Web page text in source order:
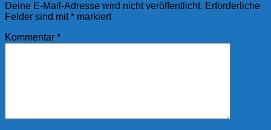
Deine E-Mail-Adresse wird nicht veröffentlicht. Erforderliche
Felder sind mit* markiert
Kommentar *